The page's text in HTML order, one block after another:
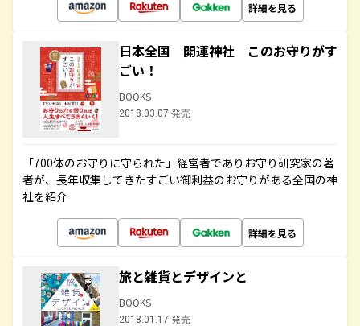
詳細を見る
日本全国 開運神社 このお守りがす
ごい！
BOOKS
2018.03.07 発売
「700体のお守りに守られた」経営者でありお守り研究家の著
者が、長年収集してきたすごい御利益のお守りがある全国の神
社を紹介
詳細を見る
旅と雑貨とデザインと
BOOKS
2018.01.17 発売